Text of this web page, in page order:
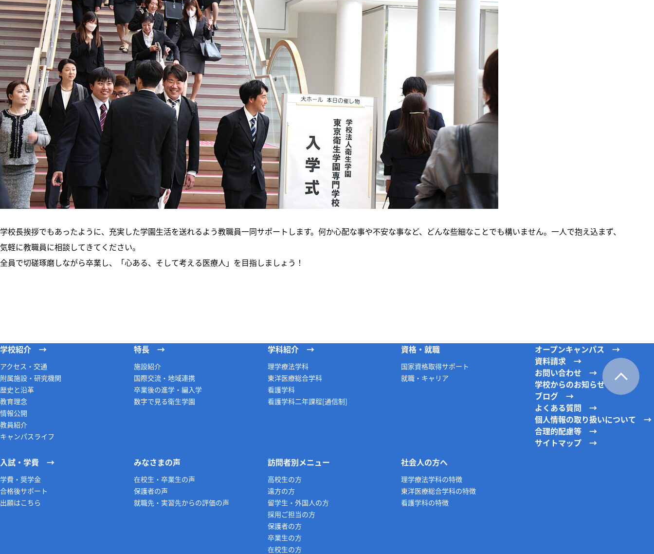
学校長挨拶でもあったように、充実した学園生活を送れるよう教職員一同サポートします。何か心配な事や不安な事など、どんな些細なことでも構いません。一人で抱え込まず、
気軽に教職員に相談してきてください。
全員で切磋琢磨しながら卒業し、「心ある、そして考える医療人」を目指しましょう！
学校紹介
アクセス・交通
附属施設・研究機関
歴史と沿革
教育理念
情報公開
教員紹介
キャンパスライフ
特長
施設紹介
国際交流・地域連携
卒業後の進学・編入学
数字で見る衛生学園
学科紹介
理学療法学科
東洋医療総合学科
看護学科
看護学科二年課程[通信制]
資格・就職
国家資格取得サポート
就職・キャリア
入試・学費
学費・奨学金
合格後サポート
出願はこちら
みなさまの声
在校生・卒業生の声
保護者の声
就職先・実習先からの評価の声
訪問者別メニュー
高校生の方
遠方の方
留学生・外国人の方
採用ご担当の方
保護者の方
卒業生の方
在校生の方
社会人の方へ
理学療法学科の特徴
東洋医療総合学科の特徴
看護学科の特徴
オープンキャンパス
資料請求
お問い合わせ
学校からのお知らせ
ブログ
よくある質問
個人情報の取り扱いについて
合理的配慮等
サイトマップ